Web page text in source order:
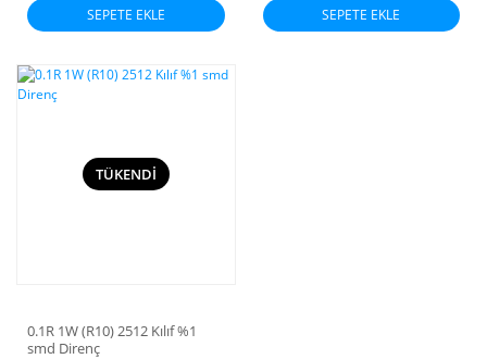
SEPETE EKLE SEPETE EKLE
TÜKENDİ
0.1R 1W (R10) 2512 Kılıf %1
smd Direnç